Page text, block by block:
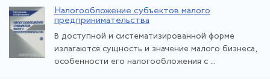
Налогообложение субъектов малого
предпринимательства
В доступной и систематизированной форме
излагаются сущность и значение малого бизнеса,
особенности его налогообложения с ...